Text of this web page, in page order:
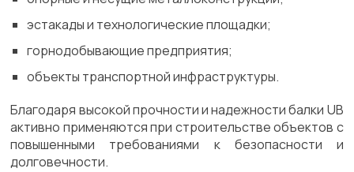
эстакады и технологические площадки;
горнодобывающие предприятия;
объекты транспортной инфраструктуры.
Благодаря высокой прочности и надежности балки UB
активно применяются при строительстве объектов с
повышенными требованиями к безопасности и
долговечности.